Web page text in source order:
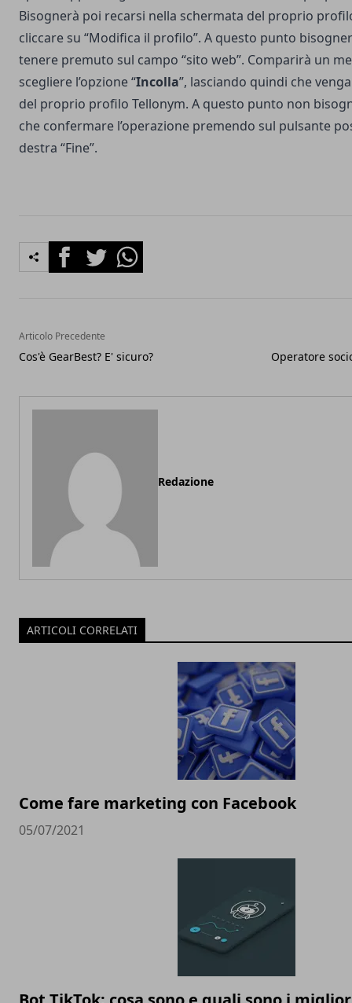
Bisognerà poi recarsi nella schermata del proprio
cliccare su “Modifica il profilo”. A questo punto
tenere premuto sul campo “sito web”. Comparirà un
scegliere l’opzione “Incolla”, lasciando quindi che
del proprio profilo Tellonym. A questo punto non
che confermare l’operazione premendo sul pulsante
destra “Fine”.
FacebookTwitterWhatsapp
Articolo Precedente
Cos'è GearBest? E' sicuro? Operatore
Redazione
ARTICOLI CORRELATI
Come fare marketing con Facebook
05/07/2021